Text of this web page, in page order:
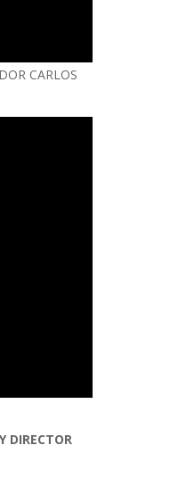
CARLOS
DIRECTOR